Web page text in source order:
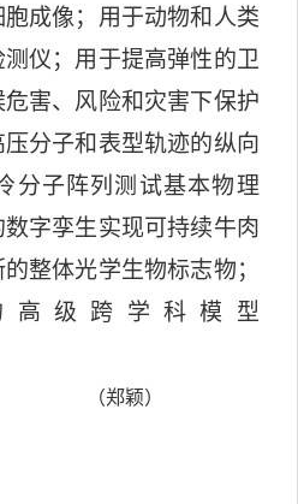
成像；用于动物和人类
仪；用于提高弹性的卫
害、风险和灾害下保护
分子和表型轨迹的纵向
分子阵列测试基本物理
字孪生实现可持续牛肉
整体光学生物标志物；
高级跨学科模型
（郑颖）